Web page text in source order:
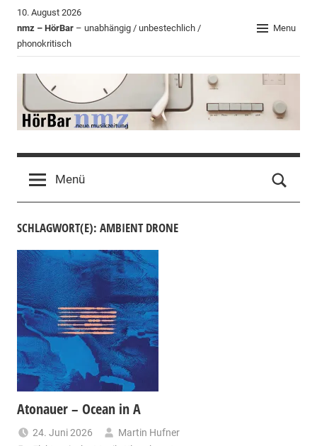
Zum
Inhalt
springen
10. August 2026
nmz – HörBar – unabhängig / unbestechlich /
phonokritisch
Menu
HörBar
der
nmz
Menü
SCHLAGWORT(E): AMBIENT DRONE
Atonauer – Ocean in A
24. Juni 2026
Martin Hufner